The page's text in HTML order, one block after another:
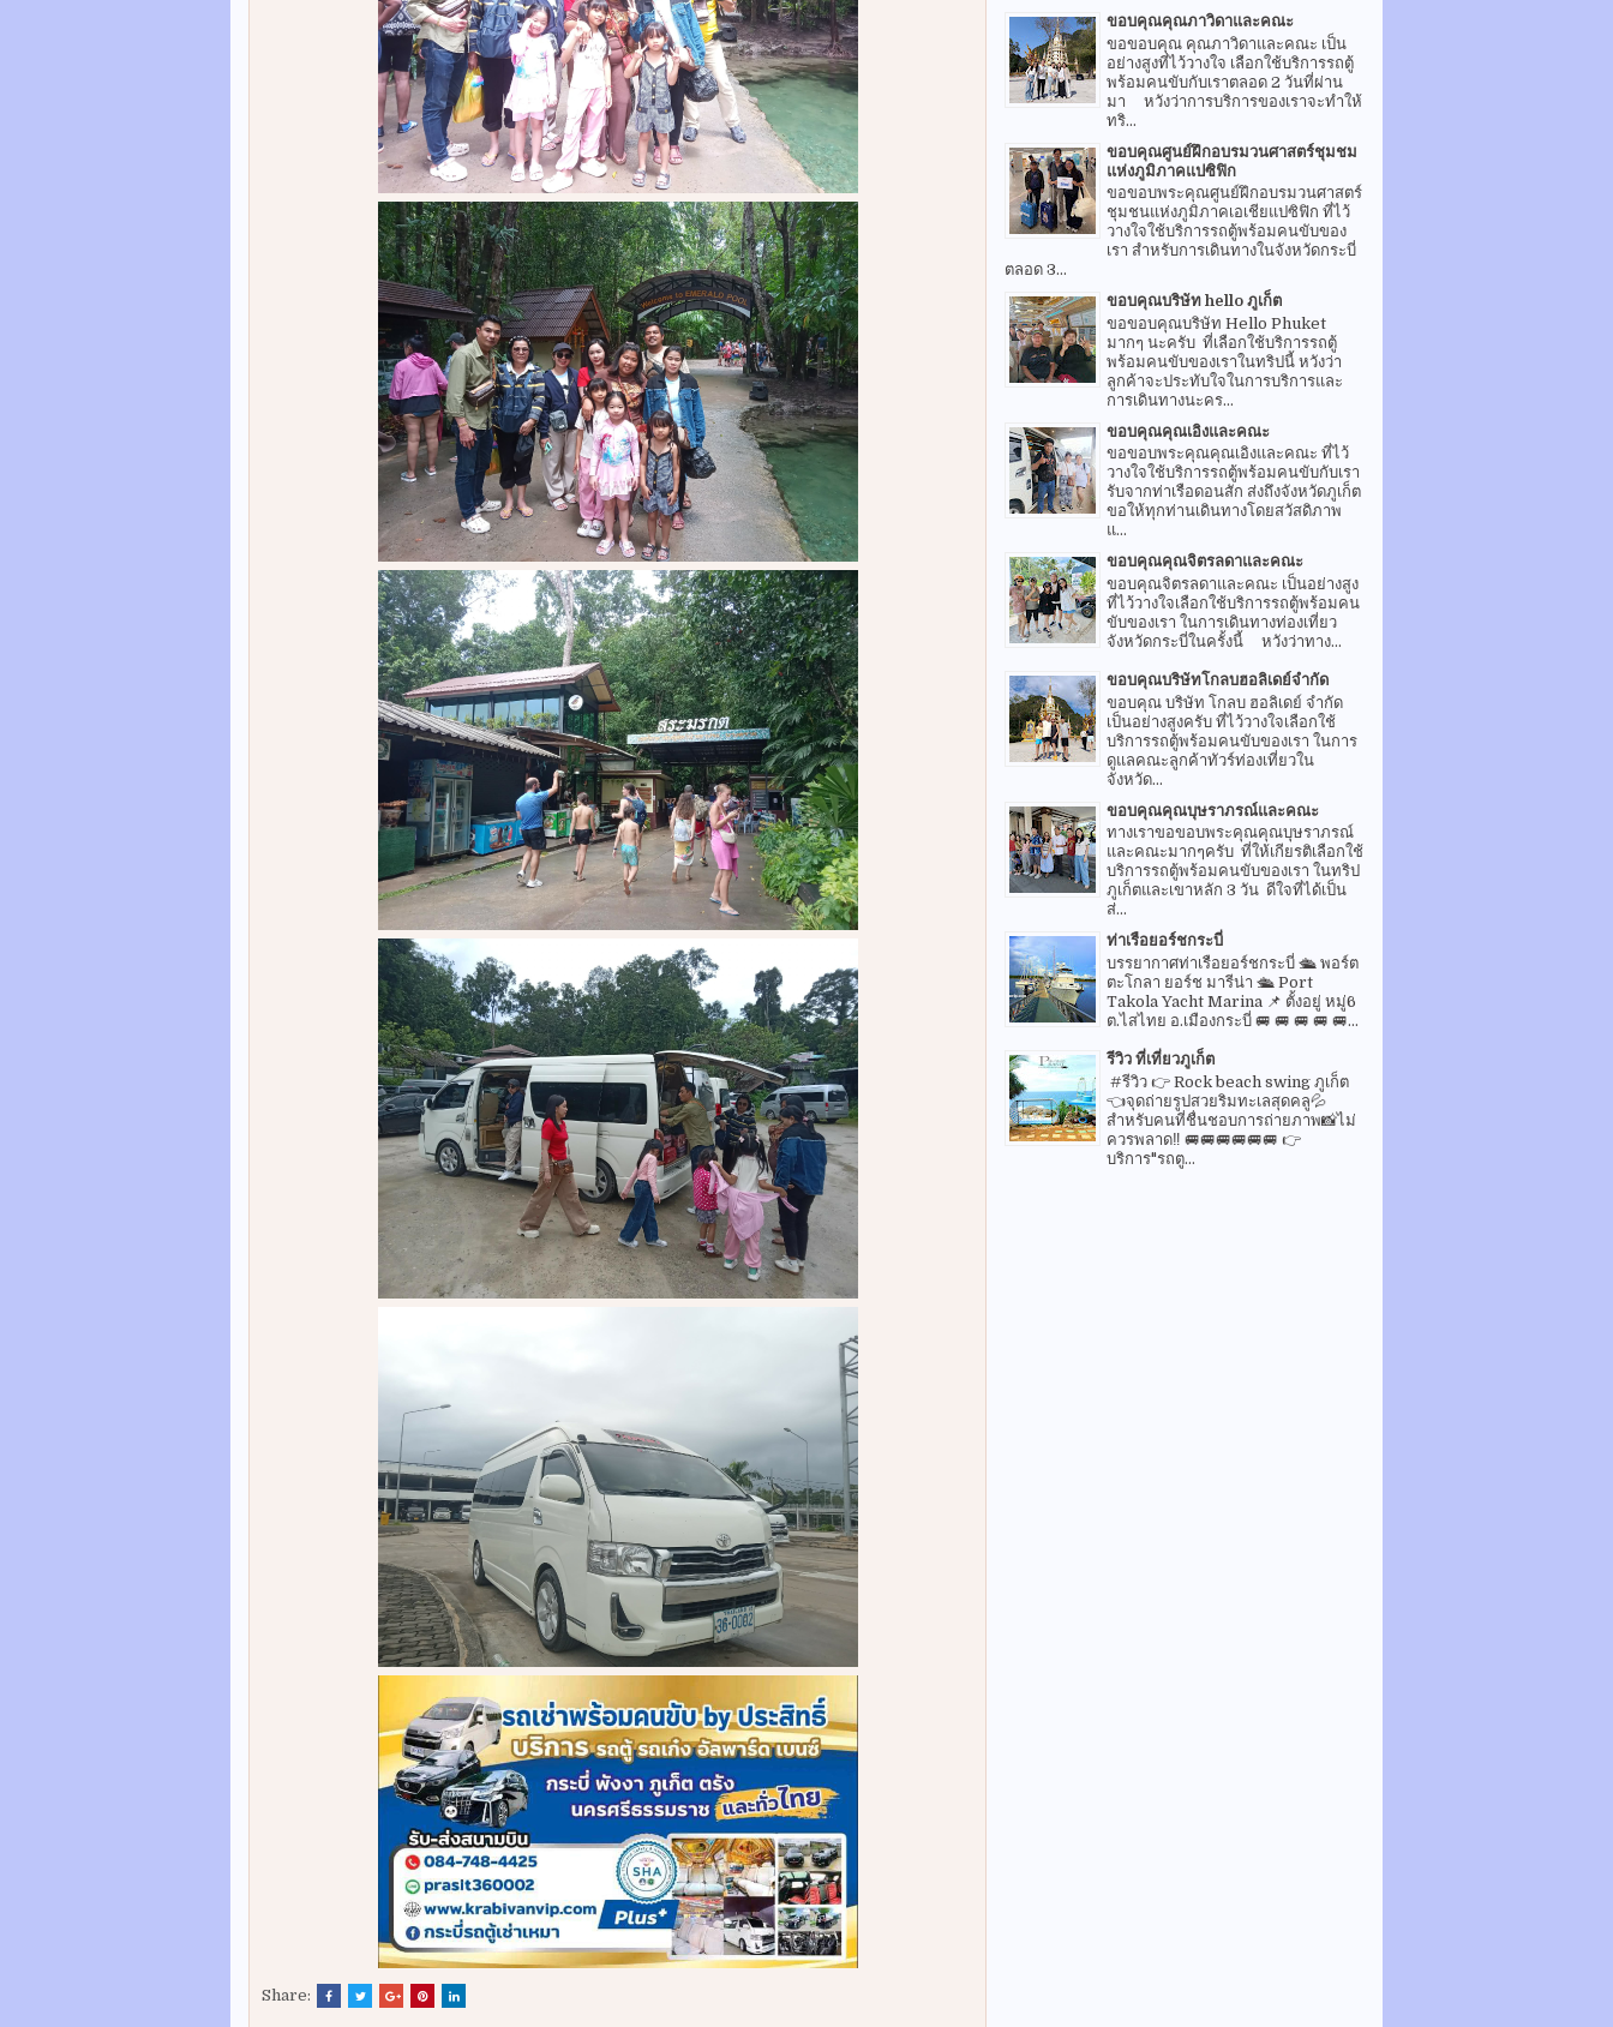
Share:
ขอบคุณคุณภาวิดาและคณะ
ขอขอบคุณ คุณภาวิดาและคณะ เป็น
อย่างสูงที่ไว้วางใจ เลือกใช้บริการรถตู้
พร้อมคนขับกับเราตลอด 2 วันที่ผ่าน
มา หวังว่าการบริการของเราจะทำให้
ทริ...
ขอบคุณศูนย์ฝึกอบรมวนศาสตร์ชุมชม
แห่งภูมิภาคแปซิฟิก
ขอขอบพระคุณศูนย์ฝึกอบรมวนศาสตร์
ชุมชนแห่งภูมิภาคเอเชียแปซิฟิก ที่ไว้
วางใจใช้บริการรถตู้พร้อมคนขับของ
เรา สำหรับการเดินทางในจังหวัดกระบี่
ตลอด 3...
ขอบคุณบริษัท hello ภูเก็ต
ขอขอบคุณบริษัท Hello Phuket
มากๆ นะครับ ที่เลือกใช้บริการรถตู้
พร้อมคนขับของเราในทริปนี้ หวังว่า
ลูกค้าจะประทับใจในการบริการและ
การเดินทางนะคร...
ขอบคุณคุณเอิงและคณะ
ขอขอบพระคุณคุณเอิงและคณะ ที่ไว้
วางใจใช้บริการรถตู้พร้อมคนขับกับเรา
รับจากท่าเรือดอนสัก ส่งถึงจังหวัดภูเก็ต
ขอให้ทุกท่านเดินทางโดยสวัสดิภาพ
แ...
ขอบคุณคุณจิตรลดาและคณะ
ขอบคุณจิตรลดาและคณะ เป็นอย่างสูง
ที่ไว้วางใจเลือกใช้บริการรถตู้พร้อมคน
ขับของเรา ในการเดินทางท่องเที่ยว
จังหวัดกระบี่ในครั้งนี้ หวังว่าทาง...
ขอบคุณบริษัทโกลบฮอลิเดย์จำกัด
ขอบคุณ บริษัท โกลบ ฮอลิเดย์ จำกัด
เป็นอย่างสูงครับ ที่ไว้วางใจเลือกใช้
บริการรถตู้พร้อมคนขับของเรา ในการ
ดูแลคณะลูกค้าทัวร์ท่องเที่ยวใน
จังหวัด...
ขอบคุณคุณบุษราภรณ์และคณะ
ทางเราขอขอบพระคุณคุณบุษราภรณ์
และคณะมากๆครับ ที่ให้เกียรติเลือกใช้
บริการรถตู้พร้อมคนขับของเรา ในทริป
ภูเก็ตและเขาหลัก 3 วัน ดีใจที่ได้เป็น
ส่...
ท่าเรือยอร์ชกระบี่
บรรยากาศท่าเรือยอร์ชกระบี่ 🛳 พอร์ต
ตะโกลา ยอร์ช มารีน่า 🛳 Port
Takola Yacht Marina 📌 ตั้งอยู่ หมู่6
ต.ไสไทย อ.เมืองกระบี่ 🚐 🚐 🚐 🚐 🚐...
รีวิว ที่เที่ยวภูเก็ต
#รีวิว 👉 Rock beach swing ภูเก็ต
👈จุดถ่ายรูปสวยริมทะเลสุดคลู💦
สำหรับคนที่ชื่นชอบการถ่ายภาพ📸ไม่
ควรพลาด‼️ 🚐🚐🚐🚐🚐🚐 👉
บริการ"รถตู...